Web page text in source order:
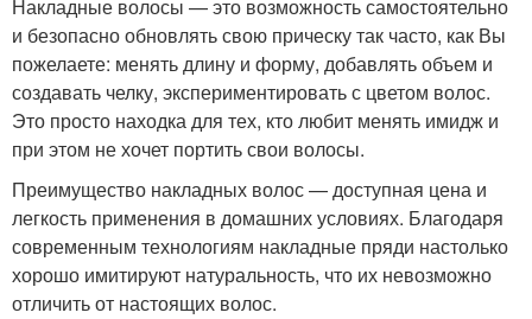
Накладные волосы — это возможность самостоятельно
и безопасно обновлять свою прическу так часто, как Вы
пожелаете: менять длину и форму, добавлять объем и
создавать челку, экспериментировать с цветом волос.
Это просто находка для тех, кто любит менять имидж и
при этом не хочет портить свои волосы.
Преимущество накладных волос — доступная цена и
легкость применения в домашних условиях. Благодаря
современным технологиям накладные пряди настолько
хорошо имитируют натуральность, что их невозможно
отличить от настоящих волос.